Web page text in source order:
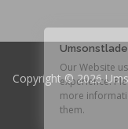
Copyright © 2026